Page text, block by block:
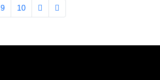
9 10